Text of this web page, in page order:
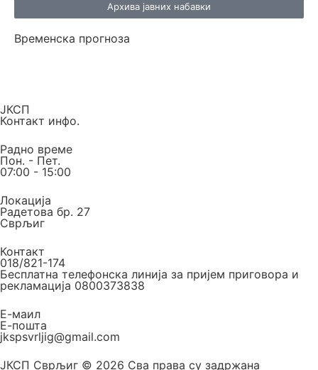
Архива јавних набавки
Временска прогноза
ЈКСП
Контакт инфо.
Радно време
Пон. - Пет.
07:00 - 15:00
Локација
Радетова бр. 27
Сврљиг
Контакт
018/821-174
Бесплатна телефонска линија за пријем приговора и
рекламација 0800373838
Е-маил
Е-пошта
jkspsvrljig@gmail.com
ЈКСП Сврљиг © 2026 Сва права су задржана